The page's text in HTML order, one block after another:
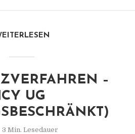
–
UG
3 Min. Lesedauer